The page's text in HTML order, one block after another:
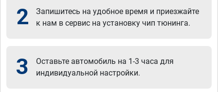
2
Запишитесь на удобное время и приезжайте
к нам в сервис на установку чип тюнинга.
3
Оставьте автомобиль на 1-3 часа для
индивидуальной настройки.